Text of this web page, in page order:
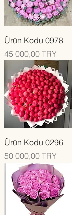
Ürün Kodu 0978
Цена
45 000,00 TRY
Ürün Kodu 0296
Цена
50 000,00 TRY